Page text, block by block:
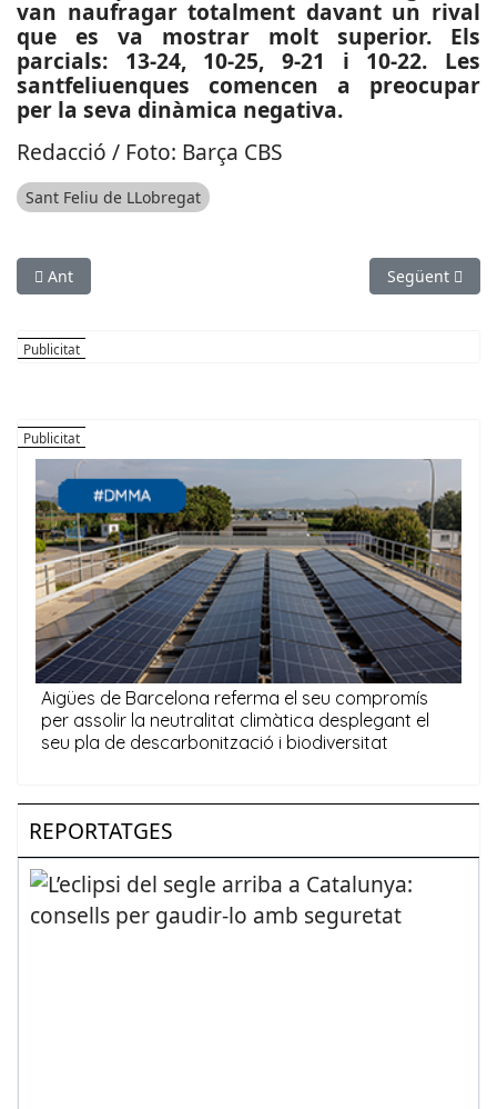
van naufragar totalment davant un rival
que es va mostrar molt superior. Els
parcials: 13-24, 10-25, 9-21 i 10-22. Les
santfeliuenques comencen a preocupar
per la seva dinàmica negativa.
Redacció / Foto: Barça CBS
Sant Feliu de LLobregat
Article anterior: ESPORTS (HOQUEI PATINS, OK LLIGA): L’HC
Ant Article
Següent
REPORTATGES